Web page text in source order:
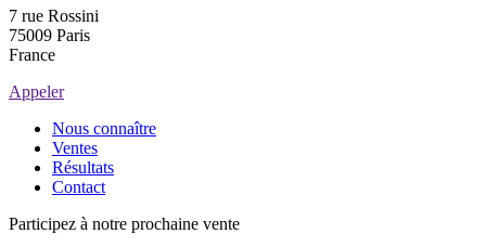
7 rue Rossini
75009 Paris
France
Appeler
Nous connaître
Ventes
Résultats
Contact
Participez à notre prochaine vente